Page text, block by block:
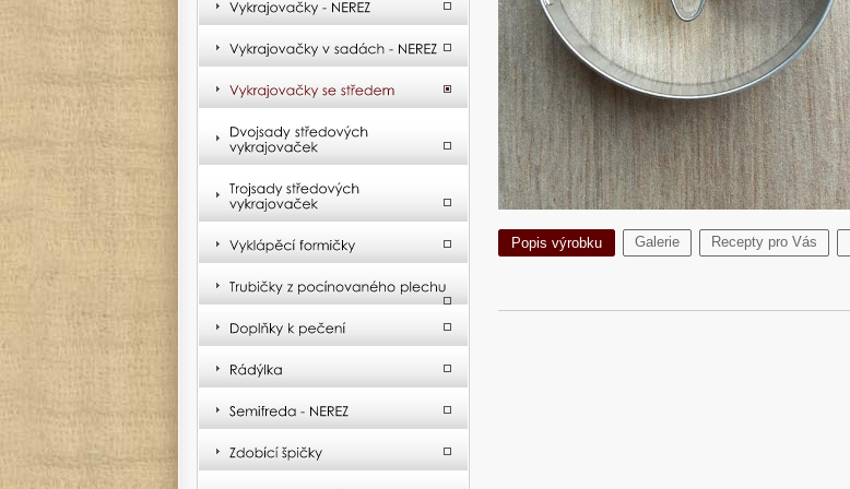
Popis výrobku Galerie Recepty pro Vás